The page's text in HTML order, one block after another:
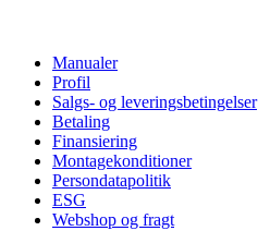
Manualer
Profil
Salgs- og leveringsbetingelser
Betaling
Finansiering
Montagekonditioner
Persondatapolitik
ESG
Webshop og fragt